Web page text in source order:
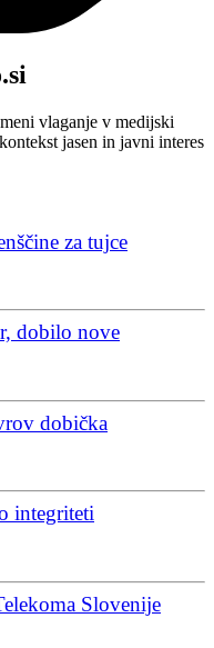
vlaganje v medijski
jasen in javni interes
za tujce
dobilo nove
dobička
integriteti
Slovenije